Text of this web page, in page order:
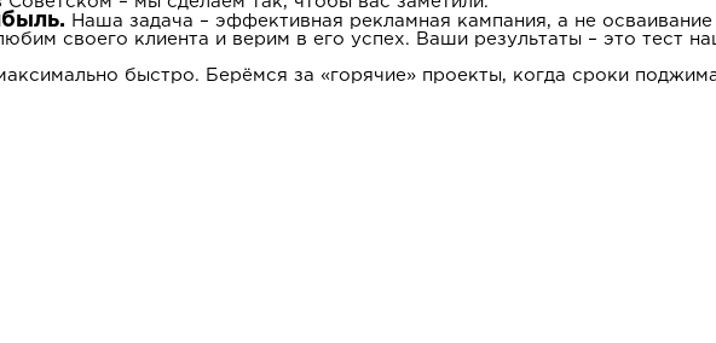
Наша задача – эффективная рекламная кампания, а не
своего клиента и верим в его успех. Ваши результаты – это тест
быстро. Берёмся за «горячие» проекты, когда сроки